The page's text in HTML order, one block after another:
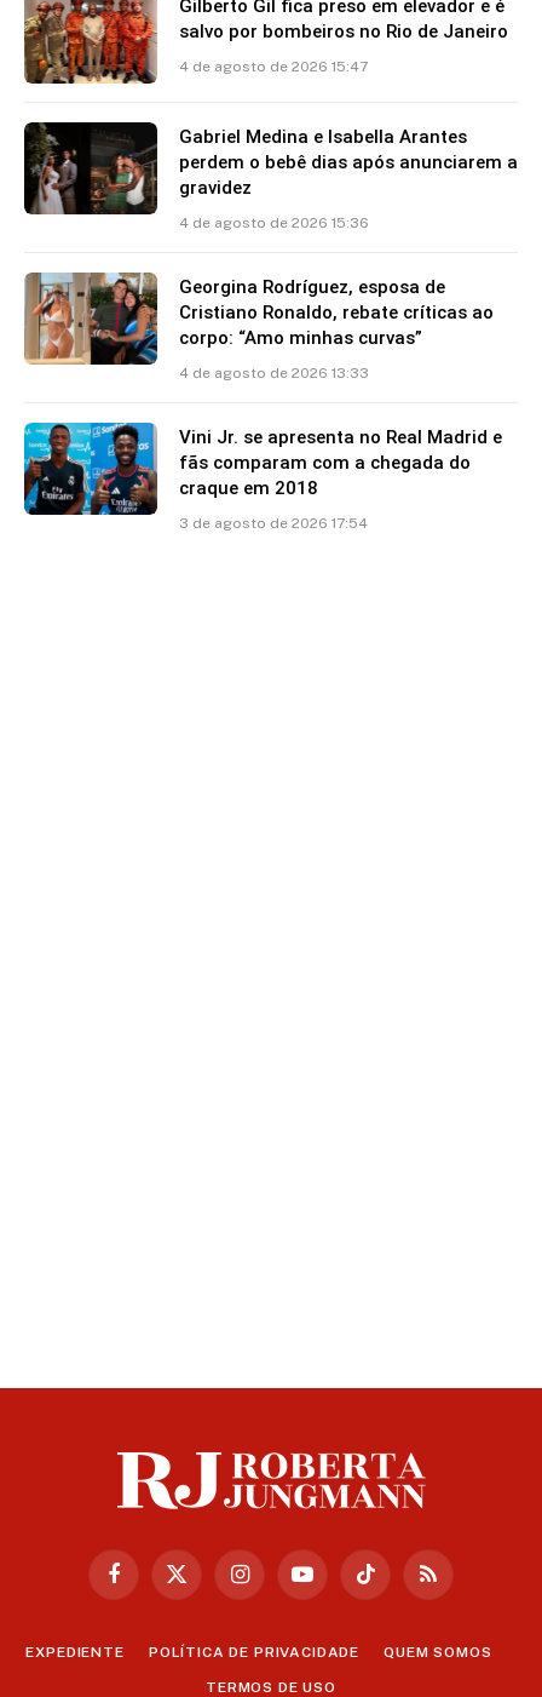
Gilberto Gil fica preso em elevador e é
salvo por bombeiros no Rio de Janeiro
4 de agosto de 2026 15:47
Gabriel Medina e Isabella Arantes
perdem o bebê dias após anunciarem a
gravidez
4 de agosto de 2026 15:36
Georgina Rodríguez, esposa de
Cristiano Ronaldo, rebate críticas ao
corpo: “Amo minhas curvas”
4 de agosto de 2026 13:33
Vini Jr. se apresenta no Real Madrid e
fãs comparam com a chegada do
craque em 2018
3 de agosto de 2026 17:54
Facebook
X
InstagramYouTubeTikTok RSS
EXPEDIENTE POLÍTICA DE PRIVACIDADE QUEM SOMOS
TERMOS DE USO